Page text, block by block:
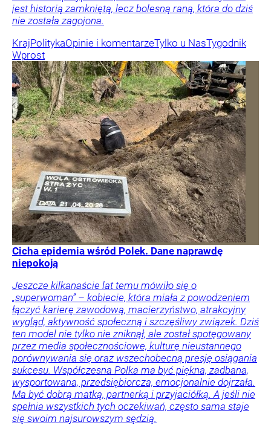
jest historią zamkniętą, lecz bolesną raną, która do dziś
nie została zagojona.
KrajPolitykaOpinie i komentarzeTylko u NasTygodnik
Wprost
Cicha epidemia wśród Polek. Dane naprawdę
niepokoją
Jeszcze kilkanaście lat temu mówiło się o
„superwoman” – kobiecie, która miała z powodzeniem
łączyć karierę zawodową, macierzyństwo, atrakcyjny
wygląd, aktywność społeczną i szczęśliwy związek. Dziś
ten model nie tylko nie zniknął, ale został spotęgowany
przez media społecznościowe, kulturę nieustannego
porównywania się oraz wszechobecną presję osiągania
sukcesu. Współczesna Polka ma być piękna, zadbana,
wysportowana, przedsiębiorcza, emocjonalnie dojrzała.
Ma być dobrą matką, partnerką i przyjaciółką. A jeśli nie
spełnia wszystkich tych oczekiwań, często sama staje
się swoim najsurowszym sędzią.